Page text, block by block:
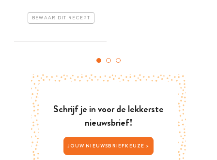
BEWAAR DIT RECEPT
Schrijf je in voor de lekkerste
nieuwsbrief!
JOUW NIEUWSBRIEFKEUZE >